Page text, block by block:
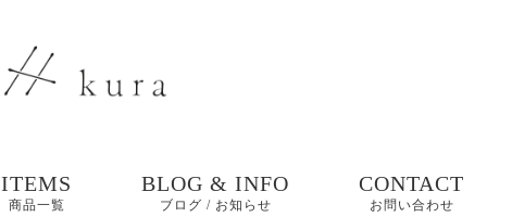
ITEMS
商品一覧
BLOG & INFO
ブログ / お知らせ
CONTACT
お問い合わせ